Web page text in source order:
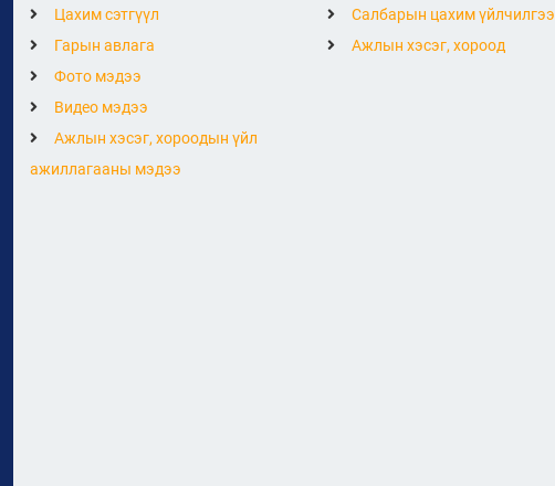
Цахим сэтгүүл
Гарын авлага
Фото мэдээ
Видео мэдээ
Ажлын хэсэг, хороодын үйл
ажиллагааны мэдээ
Салбарын цахим үйлчилгээ
Ажлын хэсэг, хороод